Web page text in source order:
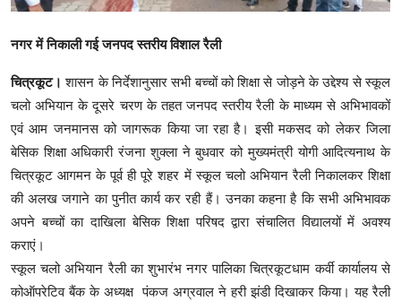
नगर में निकाली गई जनपद स्तरीय विशाल रैली
चित्रकूट।शासन के निर्देशानुसार सभी बच्चों को शिक्षा से जोड़ने के उद्देश्य से स्कूल
चलो अभियान के दूसरे चरण के तहत जनपद स्तरीय रैली के माध्यम से अभिभावकों
एवं आम जनमानस को जागरूक किया जा रहा है। इसी मकसद को लेकर जिला
बेसिक शिक्षा अधिकारी रंजना शुक्ला ने बुधवार को मुख्यमंत्री योगी आदित्यनाथ के
चित्रकूट आगमन के पूर्व ही पूरे शहर में स्कूल चलो अभियान रैली निकालकर शिक्षा
की अलख जगाने का पुनीत कार्य कर रही हैं। उनका कहना है कि सभी अभिभावक
अपने बच्चों का दाखिला बेसिक शिक्षा परिषद द्वारा संचालित विद्यालयों में अवश्य
कराएं।
स्कूल चलो अभियान रैली का शुभारंभ नगर पालिका चित्रकूटधाम कर्वी कार्यालय से
कोऑपरेटिव बैंक के अध्यक्ष पंकज अग्रवाल ने हरी झंडी दिखाकर किया। यह रैली